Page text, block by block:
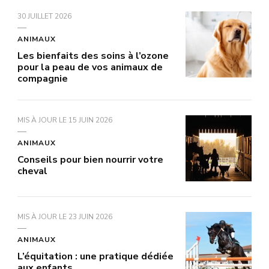
30 JUILLET 2026
ANIMAUX
Les bienfaits des soins à l’ozone
pour la peau de vos animaux de
compagnie
MIS À JOUR LE 15 JUIN 2026
ANIMAUX
Conseils pour bien nourrir votre
cheval
MIS À JOUR LE 23 JUIN 2026
ANIMAUX
L’équitation : une pratique dédiée